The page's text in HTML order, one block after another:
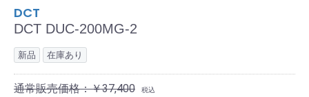
DCT
DCT DUC-200MG-2
新品 在庫あり
通常販売価格：￥37,400 税込